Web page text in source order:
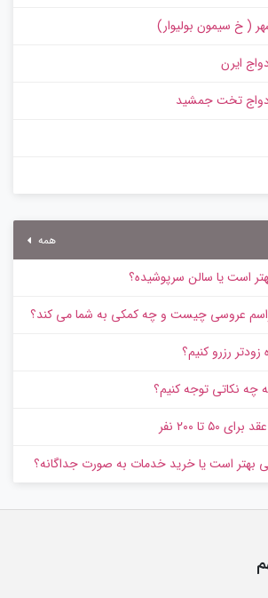
( خ سیمون بولیوار)
ایرن
تخت جمشید
همه
است یا سالن سرپوشیده؟
عروسی چیست و چه کمکی به شما می کند؟
زودتر رزرو کنیم؟
چه نکاتی توجه کنیم؟
تا ۲۰۰ نفر
بهتر است یا خرید خدمات به‌ صورت جداگانه؟